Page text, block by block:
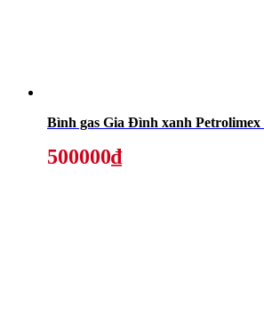
Bình gas Gia Đình xanh
500000₫